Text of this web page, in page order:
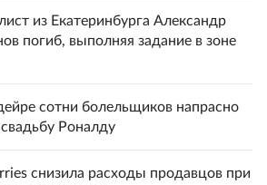
из Екатеринбурга Александр
погиб, выполняя задание в зоне
сотни болельщиков напрасно
Роналду
снизила расходы продавцов при